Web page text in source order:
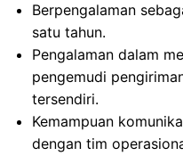
Berpengalaman
satu tahun.
Pengalaman dalam
pengemudi
tersendiri.
Kemampuan
dengan tim